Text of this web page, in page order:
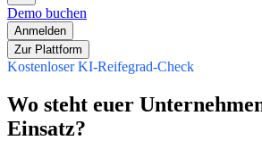
Demo buchen
Anmelden
Zur Plattform
Kostenloser KI-Reifegrad-Check
Wo steht euer
Einsatz?